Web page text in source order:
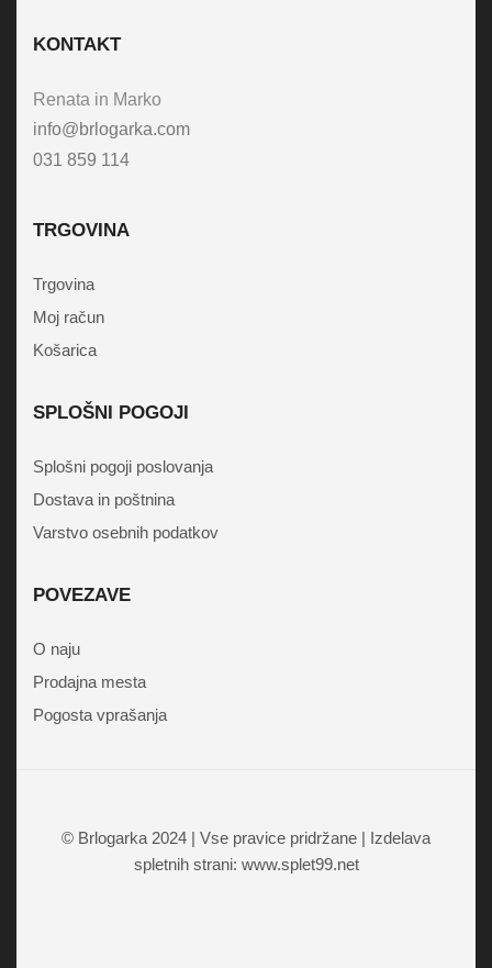
KONTAKT
Renata in Marko
info@brlogarka.com
031 859 114
TRGOVINA
Trgovina
Moj račun
Košarica
SPLOŠNI POGOJI
Splošni pogoji poslovanja
Dostava in poštnina
Varstvo osebnih podatkov
POVEZAVE
O naju
Prodajna mesta
Pogosta vprašanja
© Brlogarka 2024 | Vse pravice pridržane | Izdelava
spletnih strani: www.splet99.net